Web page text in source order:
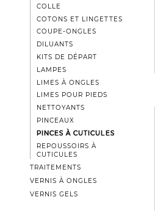
COLLE
COTONS ET LINGETTES
COUPE-ONGLES
DILUANTS
KITS DE DÉPART
LAMPES
LIMES À ONGLES
LIMES POUR PIEDS
NETTOYANTS
PINCEAUX
PINCES À CUTICULES
REPOUSSOIRS À
CUTICULES
TRAITEMENTS
VERNIS À ONGLES
VERNIS GELS